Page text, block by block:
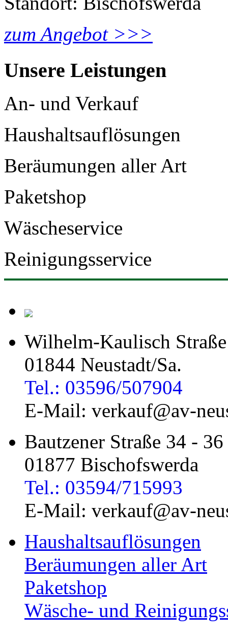
zum Angebot >>>
Unsere Leistungen
An- und Verkauf
Haushaltsauflösungen
Beräumungen aller Art
Paketshop
Wäscheservice
Reinigungsservice
Wilhelm-Kaulisch
01844 Neustadt/Sa.
Tel.: 03596/507904
E-Mail: verkauf@av-
Bautzener Straße 34 - 36
01877 Bischofswerda
Tel.: 03594/715993
E-Mail: verkauf@av-
Haushaltsauflösungen
Beräumungen aller Art
Paketshop
Wäsche- und